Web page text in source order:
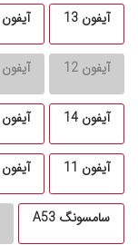
آیفون 13 آیفون ۱۳ پرو مکس
آیفون 12 آیفون 12 پرو
آیفون 14 آیفون 14 پرومکس
آیفون 11 آیفون 11 پرو
سامسونگ A53